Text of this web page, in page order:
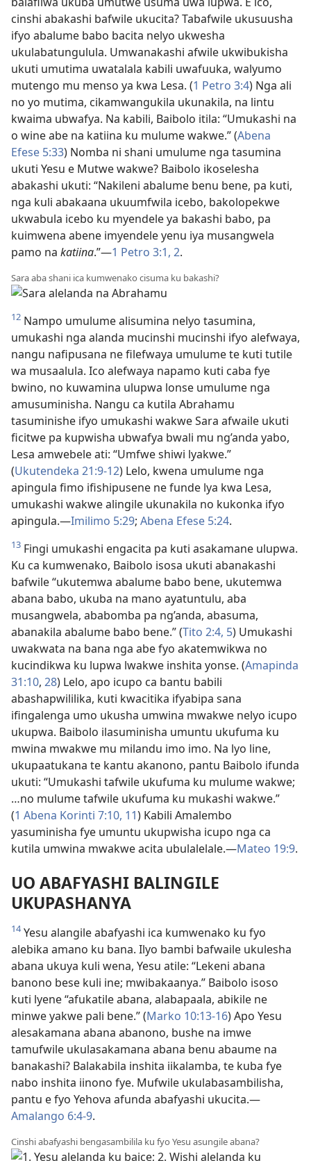
cinshi abakashi bafwile ukucita? Tabafwile ukusuusha
ifyo abalume babo bacita nelyo ukwesha
ukulabatungulula. Umwanakashi afwile ukwibukisha
ukuti umutima uwatalala kabili uwafuuka, walyumo
mutengo mu menso ya kwa Lesa. (1 Petro 3:4) Nga ali
no yo mutima, cikamwangukila ukunakila, na lintu
kwaima ubwafya. Na kabili, Baibolo itila: “Umukashi na
o wine abe na katiina ku mulume wakwe.” (Abena
Efese 5:33) Nomba ni shani umulume nga tasumina
ukuti Yesu e Mutwe wakwe? Baibolo ikoselesha
abakashi ukuti: “Nakileni abalume benu bene, pa kuti,
nga kuli abakaana ukuumfwila icebo, bakolopekwe
ukwabula icebo ku myendele ya bakashi babo, pa
kuimwena abene imyendele yenu iya musangwela
pamo na katiina.”—1 Petro 3:1, 2.
Sara aba shani ica kumwenako cisuma ku bakashi?
12 Nampo umulume alisumina nelyo tasumina,
umukashi nga alanda mucinshi mucinshi ifyo alefwaya,
nangu nafipusana ne filefwaya umulume te kuti tutile
wa musaalula. Ico alefwaya napamo kuti caba fye
bwino, no kuwamina ulupwa lonse umulume nga
amusuminisha. Nangu ca kutila Abrahamu
tasuminishe ifyo umukashi wakwe Sara afwaile ukuti
ficitwe pa kupwisha ubwafya bwali mu ng’anda yabo,
Lesa amwebele ati: “Umfwe shiwi lyakwe.”
(Ukutendeka 21:9-12) Lelo, kwena umulume nga
apingula fimo ifishipusene ne funde lya kwa Lesa,
umukashi wakwe alingile ukunakila no kukonka ifyo
apingula.—Imilimo 5:29; Abena Efese 5:24.
13 Fingi umukashi engacita pa kuti asakamane ulupwa.
Ku ca kumwenako, Baibolo isosa ukuti abanakashi
bafwile “ukutemwa abalume babo bene, ukutemwa
abana babo, ukuba na mano ayatuntulu, aba
musangwela, ababomba pa ng’anda, abasuma,
abanakila abalume babo bene.” (Tito 2:4, 5) Umukashi
uwakwata na bana nga abe fyo akatemwikwa no
kucindikwa ku lupwa lwakwe inshita yonse. (Amapinda
31:10, 28) Lelo, apo icupo ca bantu babili
abashapwililika, kuti kwacitika ifyabipa sana
ifingalenga umo ukusha umwina mwakwe nelyo icupo
ukupwa. Baibolo ilasuminisha umuntu ukufuma ku
mwina mwakwe mu milandu imo imo. Na lyo line,
ukupaatukana te kantu akanono, pantu Baibolo ifunda
ukuti: “Umukashi tafwile ukufuma ku mulume wakwe;
…no mulume tafwile ukufuma ku mukashi wakwe.”
(1 Abena Korinti 7:10, 11) Kabili Amalembo
yasuminisha fye umuntu ukupwisha icupo nga ca
kutila umwina mwakwe acita ubulalelale.—Mateo 19:9.
UO ABAFYASHI BALINGILE
UKUPASHANYA
14Yesu alangile abafyashi ica kumwenako ku fyo
alebika amano ku bana. Ilyo bambi bafwaile ukulesha
abana ukuya kuli wena, Yesu atile: “Lekeni abana
banono bese kuli ine; mwibakaanya.” Baibolo isoso
kuti lyene “afukatile abana, alabapaala, abikile ne
minwe yakwe pali bene.” (Marko 10:13-16) Apo Yesu
alesakamana abana abanono, bushe na imwe
tamufwile ukulasakamana abana benu abaume na
banakashi? Balakabila inshita iikalamba, te kuba fye
nabo inshita iinono fye. Mufwile ukulabasambilisha,
pantu e fyo Yehova afunda abafyashi ukucita.—
Amalango 6:4-9.
Cinshi abafyashi bengasambilila ku fyo Yesu asungile abana?